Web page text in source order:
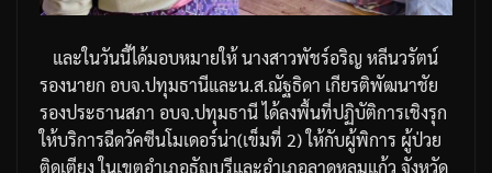
และในวันนี้ได้มอบหมายให้นางสาวพัชร์อริญ หลีนวรัตน์
รองนายก อบจ.ปทุมธานีและน.ส.ณัฐธิดา เกียรติพัฒนาชัย
รองประธานสภา อบจ.ปทุมธานีได้ลงพื้นที่ปฏิบัติการเชิงรุก
ให้บริการฉีดวัคซีนโมเดอร์น่า(เข็มที่ 2)ให้กับผู้พิการ ผู้ป่วย
ติดเตียง ในเขตอำเภอธัญบุรีและอำเภอลาดหลุมแก้ว จังหวัด